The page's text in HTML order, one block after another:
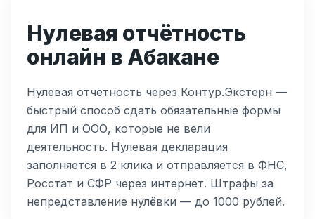
Нулевая отчётность
онлайн в Абакане
Нулевая отчётность через Контур.Экстерн —
быстрый способ сдать обязательные формы
для ИП и ООО, которые не вели
деятельность. Нулевая декларация
заполняется в 2 клика и отправляется в ФНС,
Росстат и СФР через интернет. Штрафы за
непредставление нулёвки — до 1000 рублей.